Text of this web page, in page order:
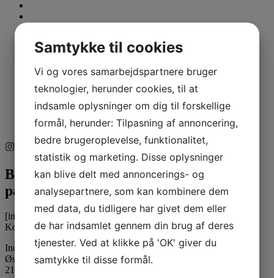
Gavekort
Bliv inspireret
på Instagram
[instagram-feed feed=1]
Kontaktinformation
Inducon Spiegelau A/S
Østbanegade 21
2100 København Ø
Samtykke til cookies
Vi og vores samarbejdspartnere bruger
teknologier, herunder cookies, til at
indsamle oplysninger om dig til forskellige
formål, herunder: Tilpasning af annoncering,
bedre brugeroplevelse, funktionalitet,
statistik og marketing. Disse oplysninger
kan blive delt med annoncerings- og
analysepartnere, som kan kombinere dem
med data, du tidligere har givet dem eller
de har indsamlet gennem din brug af deres
tjenester. Ved at klikke på 'OK' giver du
samtykke til disse formål.